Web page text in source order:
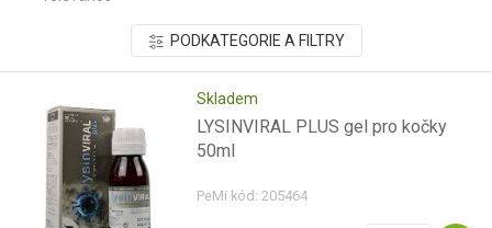
PODKATEGORIE A FILTRY
Skladem
LYSINVIRAL PLUS gel pro kočky
50ml
PeMi kód: 205464